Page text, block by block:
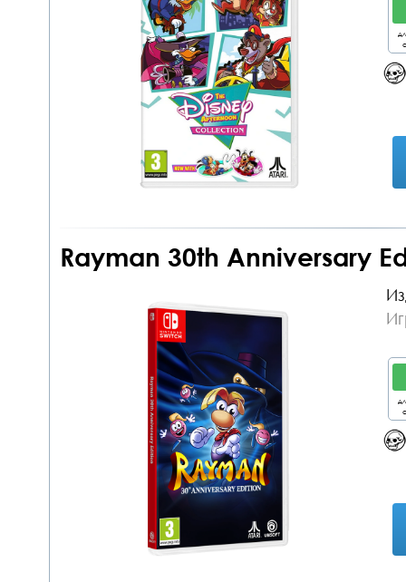
Rayman 30th Anniversary